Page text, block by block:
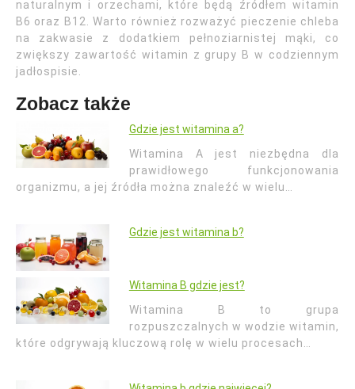
naturalnym i orzechami, które będą źródłem witamin
B6 oraz B12. Warto również rozważyć pieczenie chleba
na zakwasie z dodatkiem pełnoziarnistej mąki, co
zwiększy zawartość witamin z grupy B w codziennym
jadłospisie.
Zobacz także
Gdzie jest witamina a?
Witamina A jest niezbędna dla
prawidłowego funkcjonowania
organizmu, a jej źródła można znaleźć w wielu…
Gdzie jest witamina b?
Witamina B gdzie jest?
Witamina B to grupa
rozpuszczalnych w wodzie witamin,
które odgrywają kluczową rolę w wielu procesach…